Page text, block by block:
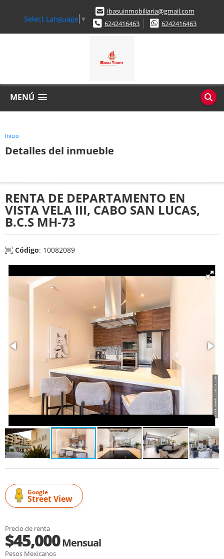
Select Language ▼
ibasuinmobiliaria@gmail.com
6242416463
6242416463
MENÚ
Inicio
Detalles del inmueble
RENTA DE DEPARTAMENTO EN
VISTA VELA III, CABO SAN LUCAS,
B.C.S MH-73
Código: 10082089
Google
Street View
Precio de renta
$45,000Mensual
Pesos Mexicanos